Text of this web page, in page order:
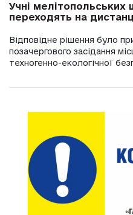
Учні мелітопольських
переходять на
Відповідне рішення було
позачергового засідання
техногенно-екологічної